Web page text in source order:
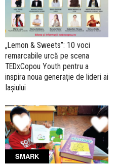
„Lemon & Sweets”: 10 voci
remarcabile urcă pe scena
TEDxCopou Youth pentru a
inspira noua generație de lideri ai
Iașiului
SMARK